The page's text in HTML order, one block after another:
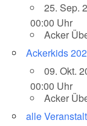
25. Sep.
00:00 Uhr
Acker
Ackerkids
09. Okt.
00:00 Uhr
Acker
alle